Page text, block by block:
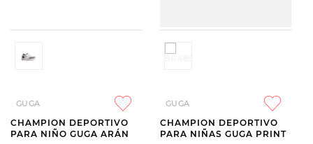
GUGA
CHAMPION DEPORTIVO
PARA NIÑO GUGA ARÁN
GUGA
CHAMPION DEPORTIVO
PARA NIÑAS GUGA PRINT